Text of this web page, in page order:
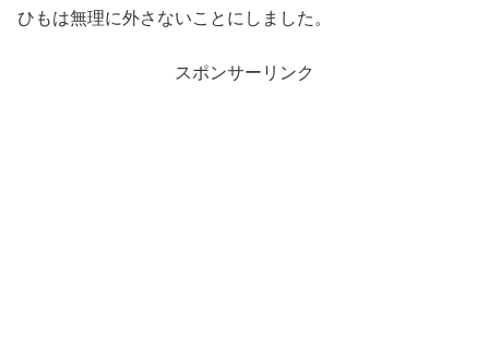
ひもは無理に外さないことにしました。
スポンサーリンク